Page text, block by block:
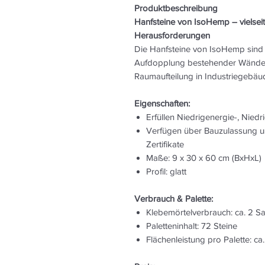
Produktbeschreibung
Hanfsteine von IsoHemp –
Herausforderungen
Die Hanfsteine von IsoHemp
Aufdopplung bestehender
Raumaufteilung in
Eigenschaften:
Erfüllen Niedrigenergie-,
Verfügen über Bauzulassung
Zertifikate
Maße: 9 x 30 x 60 cm (BxHxL)
Profil: glatt
Verbrauch & Palette:
Klebemörtelverbrauch: ca. 2
Paletteninhalt: 72 Steine
Flächenleistung pro Palette: ca.